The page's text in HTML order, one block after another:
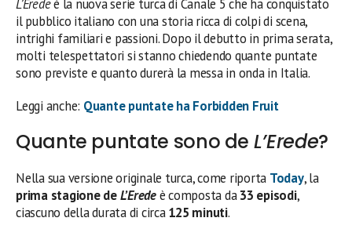
L’Eredeè la nuova serie turca di Canale 5 che ha conquistato
il pubblico italiano con una storia ricca di colpi di scena,
intrighi familiari e passioni. Dopo il debutto in prima serata,
molti telespettatori si stanno chiedendo quante puntate
sono previste e quanto durerà la messa in onda in Italia.
Leggi anche: Quante puntate ha Forbidden Fruit
Quante puntate sono de L’Erede?
Nella sua versione originale turca, come riporta Today, la
prima stagione deL’Eredeè composta da33 episodi,
ciascuno della durata di circa125 minuti.